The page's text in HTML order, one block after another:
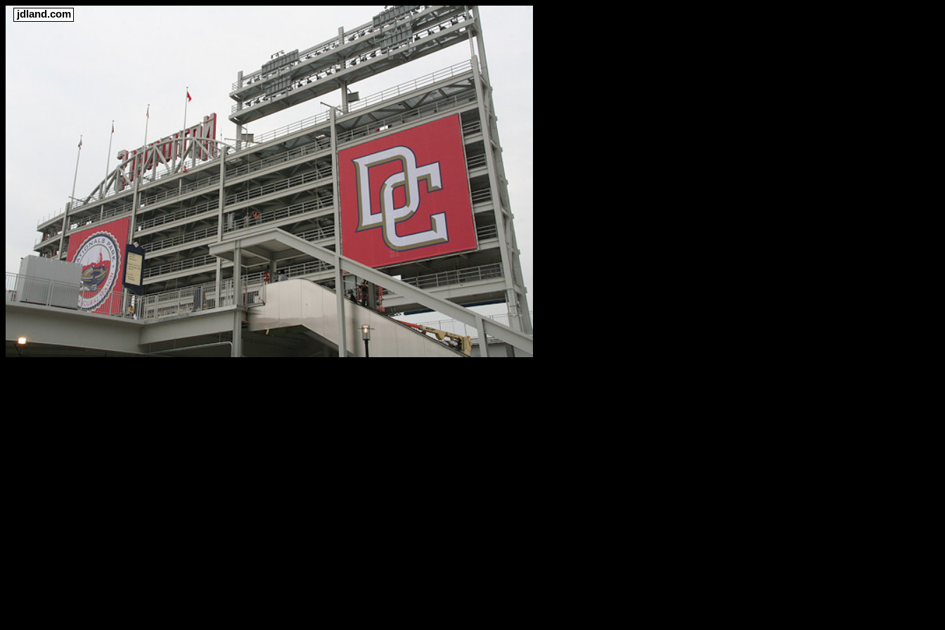
jdland.com